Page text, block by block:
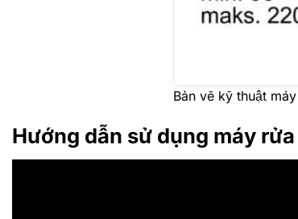
Bản vẽ kỹ thuật
Hướng dẫn sử dụng máy